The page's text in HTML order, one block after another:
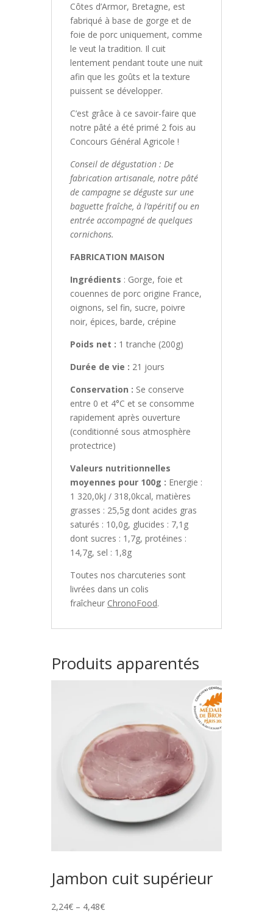
Côtes d’Armor, Bretagne, est
fabriqué à base de gorge et de
foie de porc uniquement, comme
le veut la tradition. Il cuit
lentement pendant toute une nuit
afin que les goûts et la texture
puissent se développer.
C’est grâce à ce savoir-faire que
notre pâté a été primé 2 fois au
Concours Général Agricole !
Conseil de dégustation : De
fabrication artisanale, notre pâté
de campagne se déguste sur une
baguette fraîche, à l’apéritif ou en
entrée accompagné de quelques
cornichons.
FABRICATION MAISON
Ingrédients : Gorge, foie et
couennes de porc origine France,
oignons, sel fin, sucre, poivre
noir, épices, barde, crépine
Poids net : 1 tranche (200g)
Durée de vie : 21 jours
Conservation : Se conserve
entre 0 et 4°C et se consomme
rapidement après ouverture
(conditionné sous atmosphère
protectrice)
Valeurs nutritionnelles
moyennes pour 100g : Energie :
1 320,0kJ / 318,0kcal, matières
grasses : 25,5g dont acides gras
saturés : 10,0g, glucides : 7,1g
dont sucres : 1,7g, protéines :
14,7g, sel : 1,8g
Toutes nos charcuteries sont
livrées dans un colis
fraîcheur ChronoFood.
Produits apparentés
Jambon cuit supérieur
2,24€ – 4,48€